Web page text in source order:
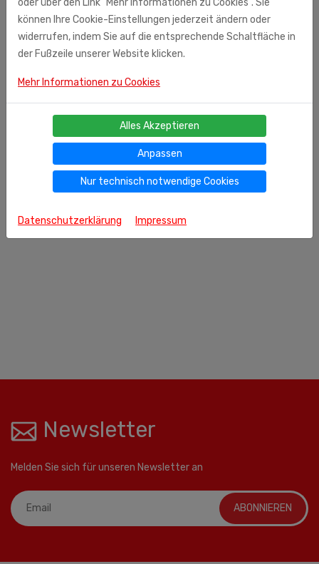
Monolith Nord (Importeur)
Am Hatzberg 3
21224 Rosengarten
Newsletter
Melden Sie sich für unseren Newsletter an
ABONNIEREN
oder über den Link "Mehr Informationen zu Cookies". Sie
können Ihre Cookie-Einstellungen jederzeit ändern oder
widerrufen, indem Sie auf die entsprechende Schaltfläche in
der Fußzeile unserer Website klicken.
Mehr Informationen zu Cookies
Alles Akzeptieren
Anpassen
Nur technisch notwendige Cookies
Datenschutzerklärung Impressum